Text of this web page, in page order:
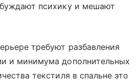
психику и мешают
требуют разбавления
и минимума дополнительных
текстиля в спальне это